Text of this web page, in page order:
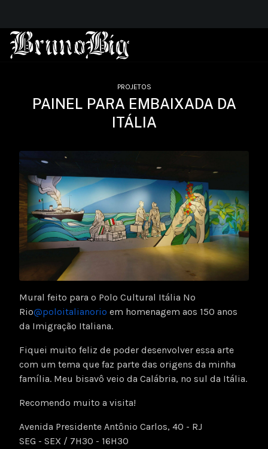
PROJETOS
PAINEL PARA EMBAIXADA DA
ITÁLIA
Mural feito para o Polo Cultural Itália No
Rio@poloitalianorio em homenagem aos 150 anos
da Imigração Italiana.
Fiquei muito feliz de poder desenvolver essa arte
com um tema que faz parte das origens da minha
família. Meu bisavô veio da Calábria, no sul da Itália.
Recomendo muito a visita!
Avenida Presidente Antônio Carlos, 40 - RJ
SEG - SEX / 7H30 - 16H30